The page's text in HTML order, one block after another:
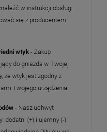
w instrukcji obsługi
się z producentem
wtyk- Zakup
do gniazda w Twojej
że wtyk jest zgodny z
Twojego urządzenia.
- Nasz uchwyt
dodatni (+) i ujemny (-).